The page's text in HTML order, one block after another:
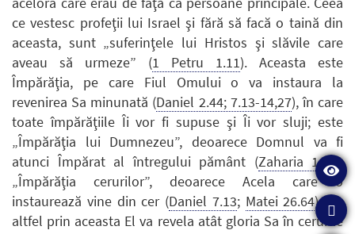
ce vestesc profeţii lui Israel şi fără să facă o taină din
aceasta, sunt „suferinţele lui Hristos şi slăvile care
aveau să urmeze” (1 Petru 1.11). Aceasta este
Împărăţia, pe care Fiul Omului o va instaura la
revenirea Sa minunată (Daniel 2.44; 7.13-14,27), în care
toate împărăţiile Îi vor fi supuse şi Îi vor sluji; este
„Împărăţia lui Dumnezeu”, deoarece Domnul va fi
atunci Împărat al întregului pământ (Zaharia 14.9);
„Împărăţia cerurilor”, deoarece Acela care o
instaurează vine din cer (Daniel 7.13; Matei 26.64). De
altfel prin aceasta El va revela atât gloria Sa în cerurile